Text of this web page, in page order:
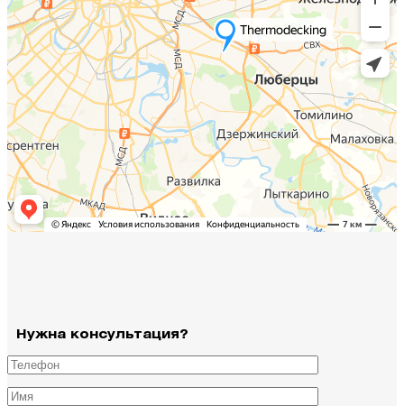
Нужна консультация?